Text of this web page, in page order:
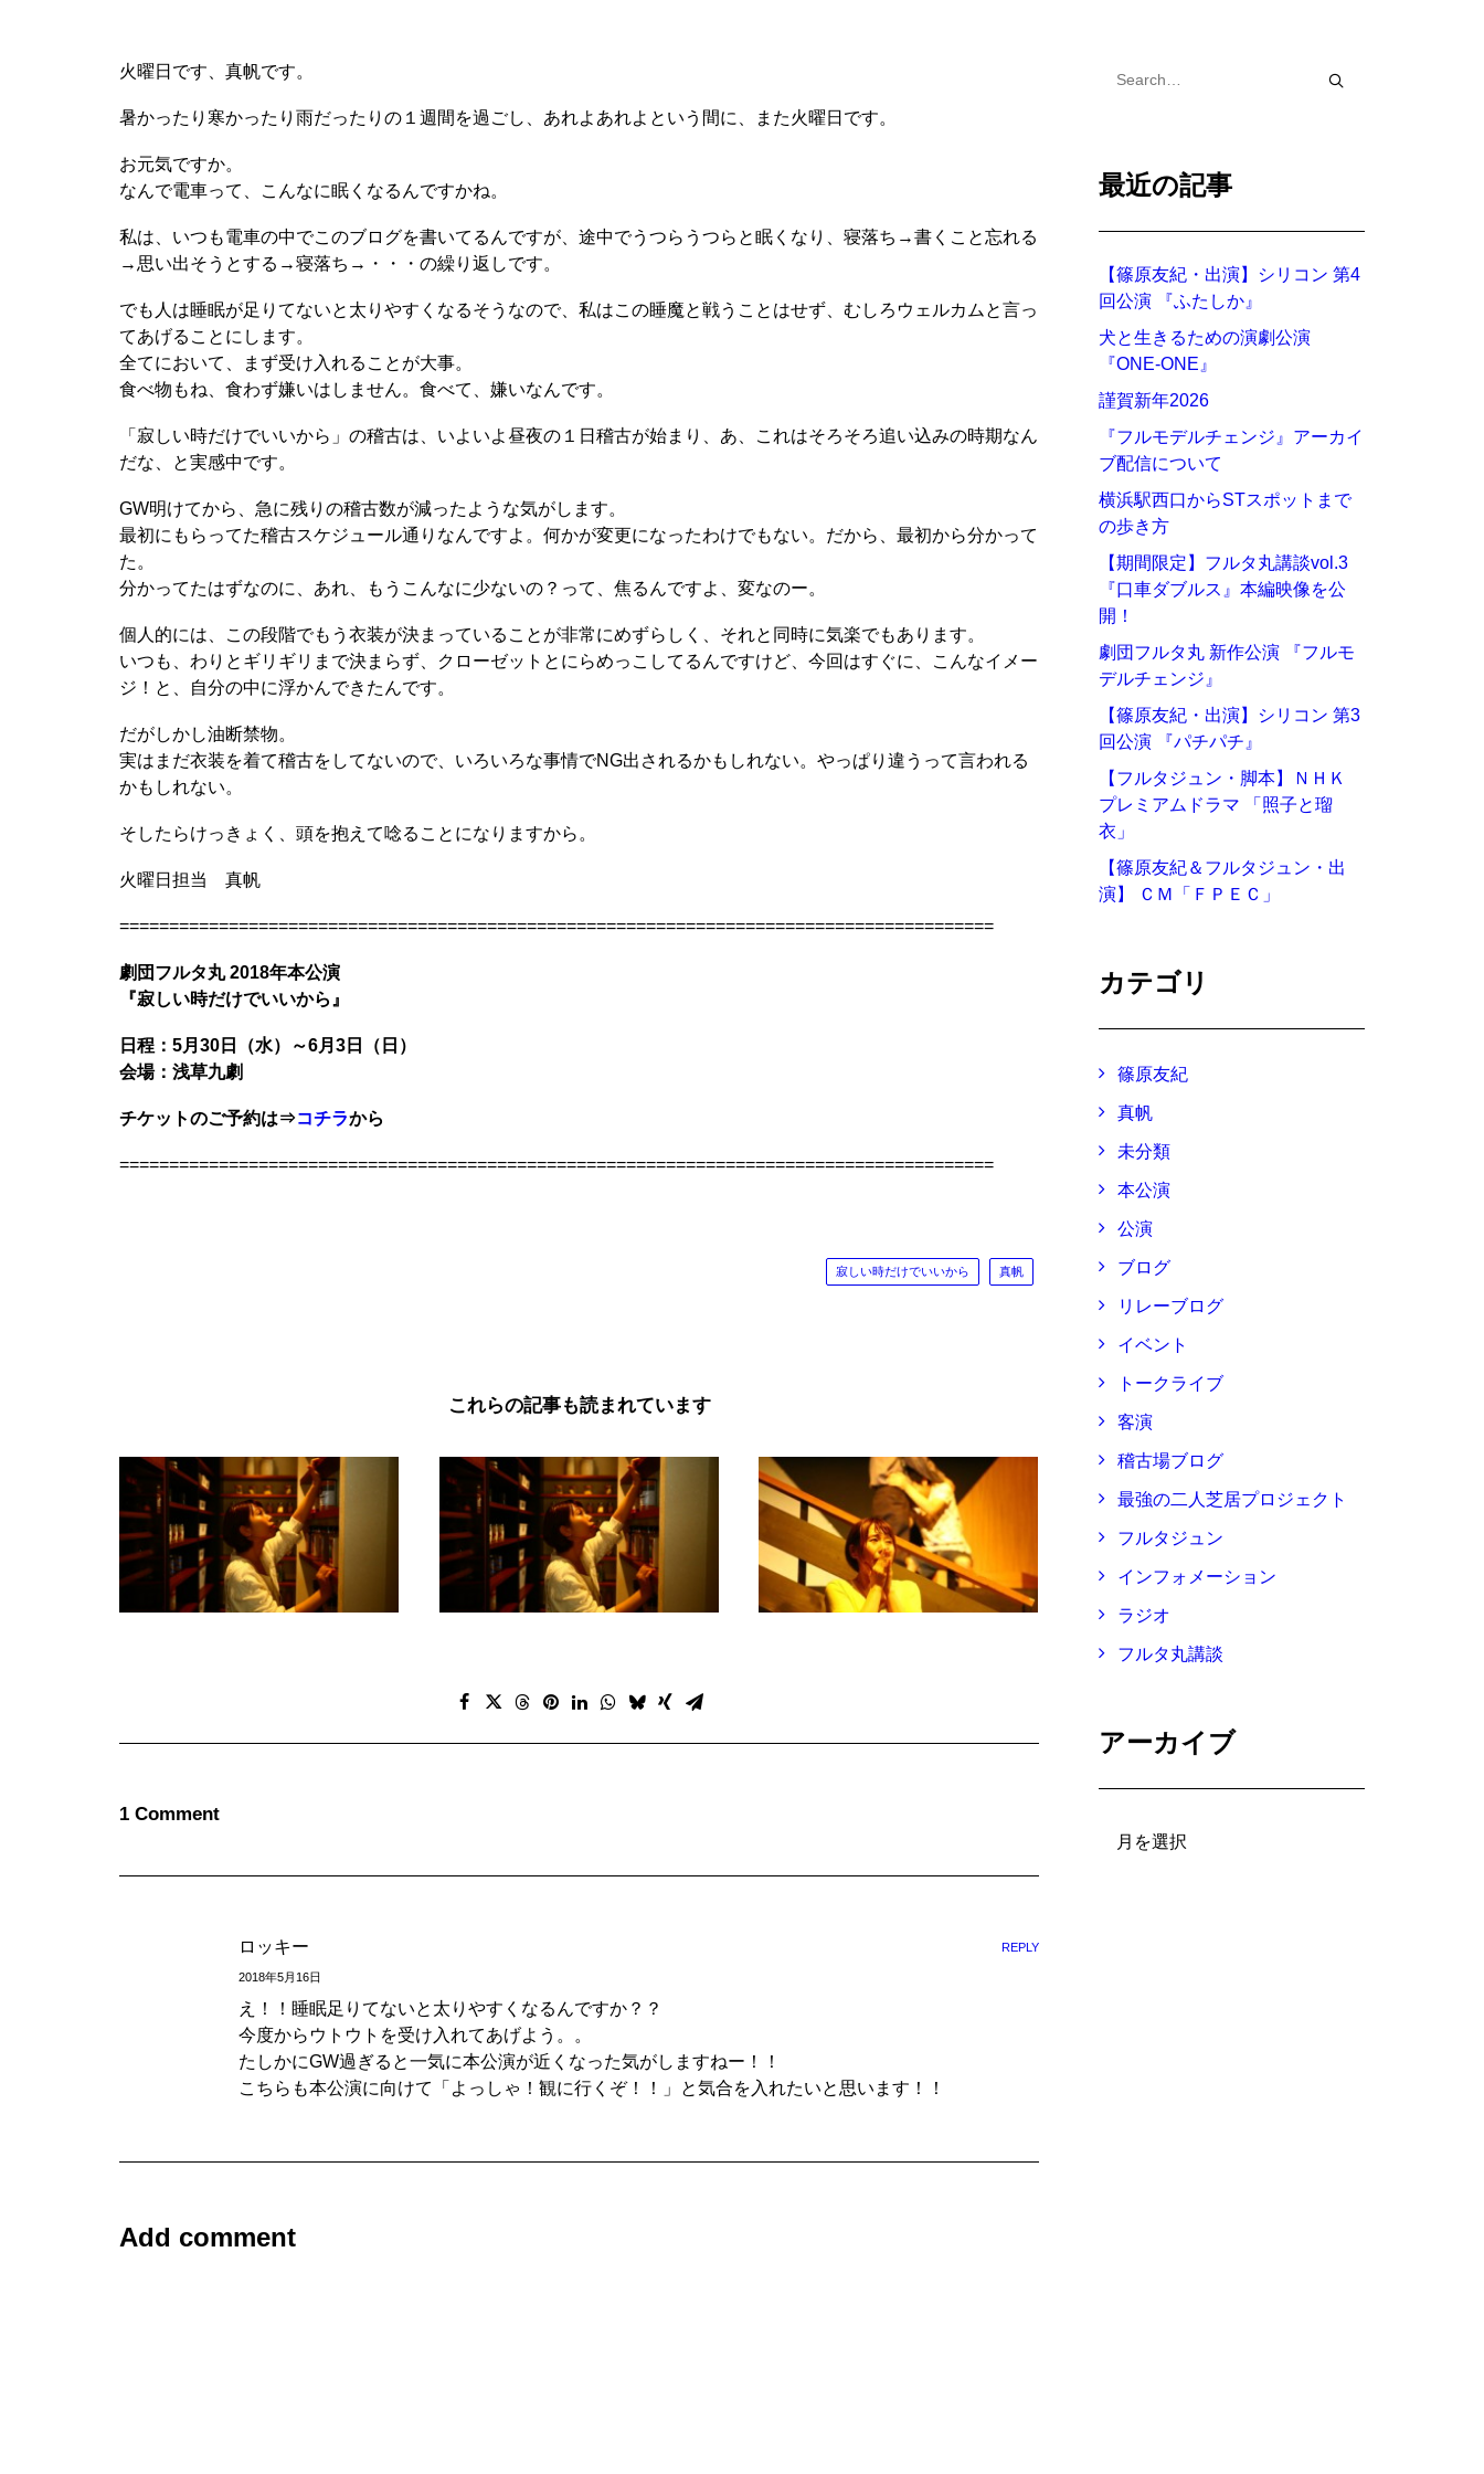
火曜日です、真帆です。
暑かったり寒かったり雨だったりの１週間を過ごし、あれよあれよという間に、また火曜日です。
お元気ですか。
なんで電車って、こんなに眠くなるんですかね。
私は、いつも電車の中でこのブログを書いてるんですが、途中でうつらうつらと眠くなり、寝落ち→書くこと忘れる
→思い出そうとする→寝落ち→・・・の繰り返しです。
でも人は睡眠が足りてないと太りやすくなるそうなので、私はこの睡魔と戦うことはせず、むしろウェルカムと言っ
てあげることにします。
全てにおいて、まず受け入れることが大事。
食べ物もね、食わず嫌いはしません。食べて、嫌いなんです。
「寂しい時だけでいいから」の稽古は、いよいよ昼夜の１日稽古が始まり、あ、これはそろそろ追い込みの時期なん
だな、と実感中です。
GW明けてから、急に残りの稽古数が減ったような気がします。
最初にもらってた稽古スケジュール通りなんですよ。何かが変更になったわけでもない。だから、最初から分かって
た。
分かってたはずなのに、あれ、もうこんなに少ないの？って、焦るんですよ、変なのー。
個人的には、この段階でもう衣装が決まっていることが非常にめずらしく、それと同時に気楽でもあります。
いつも、わりとギリギリまで決まらず、クローゼットとにらめっこしてるんですけど、今回はすぐに、こんなイメー
ジ！と、自分の中に浮かんできたんです。
だがしかし油断禁物。
実はまだ衣装を着て稽古をしてないので、いろいろな事情でNG出されるかもしれない。やっぱり違うって言われる
かもしれない。
そしたらけっきょく、頭を抱えて唸ることになりますから。
火曜日担当 真帆
========================================================================================
劇団フルタ丸 2018年本公演
『寂しい時だけでいいから』
日程：5月30日（水）～6月3日（日）
会場：浅草九劇
チケットのご予約は⇒コチラから
========================================================================================
寂しい時だけでいいから 真帆
これらの記事も読まれています
1 Comment
ロッキー
2018年5月16日
え！！睡眠足りてないと太りやすくなるんですか？？
今度からウトウトを受け入れてあげよう。。
たしかにGW過ぎると一気に本公演が近くなった気がしますねー！！
こちらも本公演に向けて「よっしゃ！観に行くぞ！！」と気合を入れたいと思います！！
REPLY
Add comment
最近の記事
【篠原友紀・出演】シリコン 第4
回公演 『ふたしか』
犬と生きるための演劇公演
『ONE-ONE』
謹賀新年2026
『フルモデルチェンジ』アーカイ
ブ配信について
横浜駅西口からSTスポットまで
の歩き方
【期間限定】フルタ丸講談vol.3
『口車ダブルス』本編映像を公
開！
劇団フルタ丸 新作公演 『フルモ
デルチェンジ』
【篠原友紀・出演】シリコン 第3
回公演 『パチパチ』
【フルタジュン・脚本】ＮＨＫ
プレミアムドラマ 「照子と瑠
衣」
【篠原友紀＆フルタジュン・出
演】 ＣＭ「ＦＰＥＣ」
カテゴリ
篠原友紀
真帆
未分類
本公演
公演
ブログ
リレーブログ
イベント
トークライブ
客演
稽古場ブログ
最強の二人芝居プロジェクト
フルタジュン
インフォメーション
ラジオ
フルタ丸講談
アーカイブ